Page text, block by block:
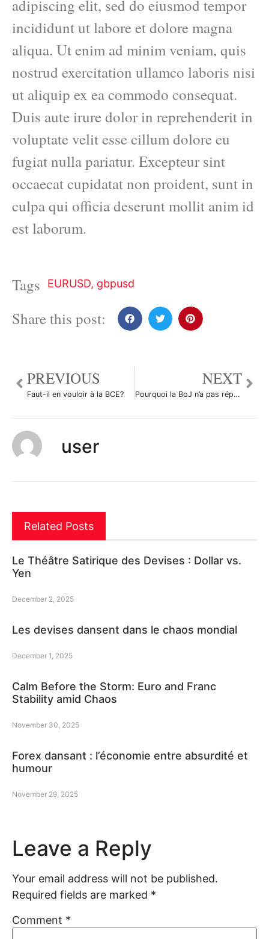
adipiscing elit, sed do eiusmod tempor
incididunt ut labore et dolore magna
aliqua. Ut enim ad minim veniam, quis
nostrud exercitation ullamco laboris nisi
ut aliquip ex ea commodo consequat.
Duis aute irure dolor in reprehenderit in
voluptate velit esse cillum dolore eu
fugiat nulla pariatur. Excepteur sint
occaecat cupidatat non proident, sunt in
culpa qui officia deserunt mollit anim id
est laborum.
Tags EURUSD, gbpusd
Share this post:
PREVIOUS
Faut-il en vouloir à la BCE?
NEXT
Pourquoi la BoJ n’a pas répondu aux attentes du forex cette semaine?
user
Related Posts
Le Théâtre Satirique des Devises : Dollar vs.
Yen
December 2, 2025
Les devises dansent dans le chaos mondial
December 1, 2025
Calm Before the Storm: Euro and Franc
Stability amid Chaos
November 30, 2025
Forex dansant : l’économie entre absurdité et
humour
November 29, 2025
Leave a Reply
Your email address will not be published.
Required fields are marked *
Comment *